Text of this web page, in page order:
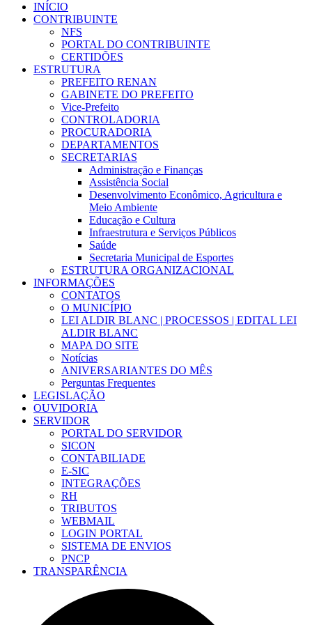
INÍCIO
CONTRIBUINTE
NFS
PORTAL DO CONTRIBUINTE
CERTIDÕES
ESTRUTURA
PREFEITO RENAN
GABINETE DO PREFEITO
Vice-Prefeito
CONTROLADORIA
PROCURADORIA
DEPARTAMENTOS
SECRETARIAS
Administração e Finanças
Assistência Social
Desenvolvimento Econômico, Agricultura e
Meio Ambiente
Educação e Cultura
Infraestrutura e Serviços Públicos
Saúde
Secretaria Municipal de Esportes
ESTRUTURA ORGANIZACIONAL
INFORMAÇÕES
CONTATOS
O MUNICÍPIO
LEI ALDIR BLANC | PROCESSOS | EDITAL LEI
ALDIR BLANC
MAPA DO SITE
Notícias
ANIVERSARIANTES DO MÊS
Perguntas Frequentes
LEGISLAÇÃO
OUVIDORIA
SERVIDOR
PORTAL DO SERVIDOR
SICON
CONTABILIADE
E-SIC
INTEGRAÇÕES
RH
TRIBUTOS
WEBMAIL
LOGIN PORTAL
SISTEMA DE ENVIOS
PNCP
TRANSPARÊNCIA